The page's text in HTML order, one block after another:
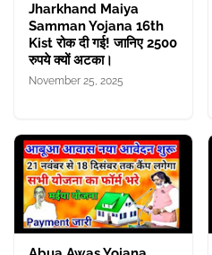
Jharkhand Maiya
Samman Yojana 16th
Kist रोक दी गई! जानिए 2500
रुपये क्यों अटका।
November 25, 2025